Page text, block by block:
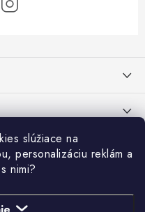
slúžiace na
personalizáciu reklám a
nimi?